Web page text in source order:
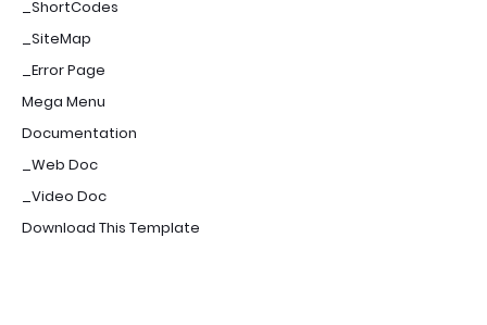
_ShortCodes
_SiteMap
_Error Page
Mega Menu
Documentation
_Web Doc
_Video Doc
Download This Template